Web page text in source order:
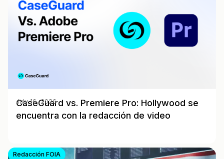
CaseGuard vs. Premiere Pro: Hollywood se
encuentra con la redacción de video
July 16, 2026
Redacción FOIA